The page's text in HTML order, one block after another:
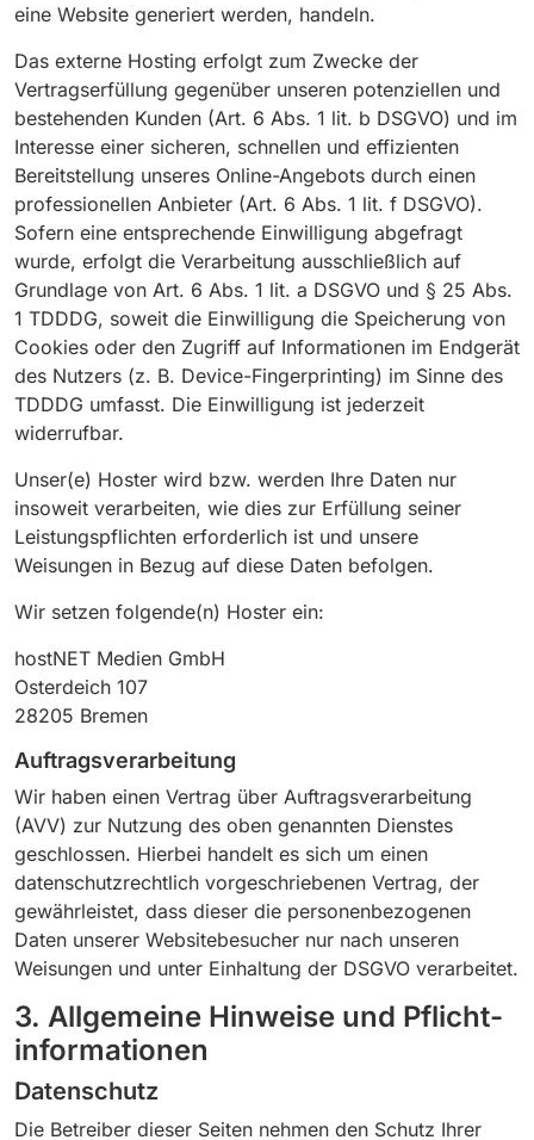
eine Website generiert werden, handeln.
Das externe Hosting erfolgt zum Zwecke der
Vertragserfüllung gegenüber unseren potenziellen und
bestehenden Kunden (Art. 6 Abs. 1 lit. b DSGVO) und im
Interesse einer sicheren, schnellen und effizienten
Bereitstellung unseres Online-Angebots durch einen
professionellen Anbieter (Art. 6 Abs. 1 lit. f DSGVO).
Sofern eine entsprechende Einwilligung abgefragt
wurde, erfolgt die Verarbeitung ausschließlich auf
Grundlage von Art. 6 Abs. 1 lit. a DSGVO und § 25 Abs.
1 TDDDG, soweit die Einwilligung die Speicherung von
Cookies oder den Zugriff auf Informationen im Endgerät
des Nutzers (z. B. Device-Fingerprinting) im Sinne des
TDDDG umfasst. Die Einwilligung ist jederzeit
widerrufbar.
Unser(e) Hoster wird bzw. werden Ihre Daten nur
insoweit verarbeiten, wie dies zur Erfüllung seiner
Leistungspflichten erforderlich ist und unsere
Weisungen in Bezug auf diese Daten befolgen.
Wir setzen folgende(n) Hoster ein:
hostNET Medien GmbH
Osterdeich 107
28205 Bremen
Auftragsverarbeitung
Wir haben einen Vertrag über Auftragsverarbeitung
(AVV) zur Nutzung des oben genannten Dienstes
geschlossen. Hierbei handelt es sich um einen
datenschutzrechtlich vorgeschriebenen Vertrag, der
gewährleistet, dass dieser die personenbezogenen
Daten unserer Websitebesucher nur nach unseren
Weisungen und unter Einhaltung der DSGVO verarbeitet.
3. Allgemeine Hinweise und Pflicht­
informationen
Datenschutz
Die Betreiber dieser Seiten nehmen den Schutz Ihrer